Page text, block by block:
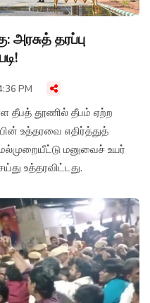
அரசுத் தரப்பு
PM
தீபத் தூணில் தீபம் ஏற்ற
உத்தரவை எதிர்த்துத்
மனுவைச் உயர்
உத்தரவிட்டது.